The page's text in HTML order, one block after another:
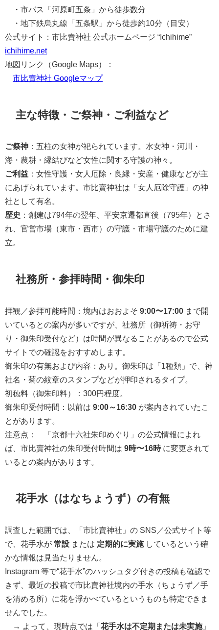
・市バス「河原町五条」から徒歩数分
・地下鉄烏丸線「五条駅」から徒歩約10分（目安）
公式サイト：市比賣神社 公式ホームページ “Ichihime”
ichihime.net
地図リンク（Google Maps）：
市比賣神社 Googleマップ
主な特徴・ご祭神・ご利益など
ご祭神 ：五柱の女神が祀られています。水女神・河川・
海・農耕・縁結びなど女性に関する守護の神々。
ご利益 ：女性守護・女人厄除・良縁・安産・健康などが主
にあげられています。市比賣神社は「女人厄除守護」の神
社として有名。
歴史 ：創建は794年の翌年、平安京遷都直後（795年）とさ
れ、官営市場（東市・西市）の守護・市場守護のために建
立。
社務所・参拝時間・御朱印
拝観／参拝可能時間：境内はおおよそ 9:00〜17:00 まで開
いているとの案内が多いですが、社務所（御祈祷・お守
り・御朱印受付など）は時間が異なることがあるので公式
サイトでの確認をおすすめします。
御朱印の有無および内容：あり。御朱印は「1種類」で、神
社名・菊の紋章のスタンプなどが押印されるタイプ。
初穂料（御朱印料）：300円程度。
御朱印受付時間：以前は 9:00～16:30 が案内されていたこ
とがあります。
注意点： 「京都十六社朱印めぐり」の公式情報によれ
ば、市比賣神社の朱印受付時間は 9時〜16時に変更されて
いるとの案内があります。
花手水（はなちょうず）の有無
調査した範囲では、「市比賣神社」の SNS／公式サイト等
で、花手水が 常設 または 定期的に実施しているという確
かな情報は見当たりません。
Instagram 等で“花手水”のハッシュタグ付きの投稿も確認で
きず、最近の投稿で市比賣神社境内の手水（ちょうず／手
を清める所）に花を浮かべているというものも特定できま
せんでした。
→ よって、現時点では「 花手水は不定期または未実施」